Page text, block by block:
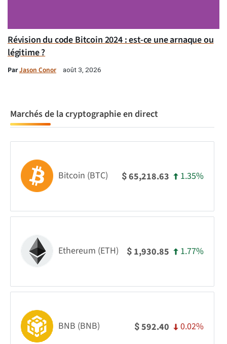
Révision du code Bitcoin 2024 : est-ce une arnaque ou
légitime ?
ParJason Conor août 3, 2026
Marchés de la cryptographie en direct
Bitcoin (BTC) $65,218.63 1.35%
Ethereum (ETH) $ 1,930.85 1.77%
BNB (BNB) $592.40 0.02%